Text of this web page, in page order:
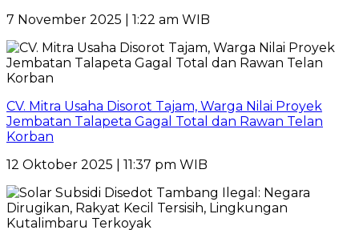
7 November 2025 | 1:22 am WIB
CV. Mitra Usaha Disorot Tajam, Warga Nilai Proyek
Jembatan Talapeta Gagal Total dan Rawan Telan
Korban
12 Oktober 2025 | 11:37 pm WIB